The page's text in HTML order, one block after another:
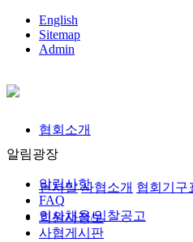
English
Sitemap
Admin
협회소개
인사말 사협소개 협회기구
회원사정보
알림광장
알림사항
FAQ
인사채용/입찰공고
사협게시판